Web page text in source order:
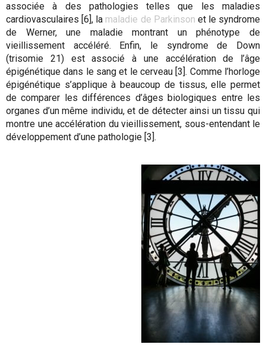
associée à des pathologies telles que les maladies
cardiovasculaires [6], la maladie de Parkinson et le syndrome
de Werner, une maladie montrant un phénotype de
vieillissement accéléré. Enfin, le syndrome de Down
(trisomie 21) est associé à une accélération de l’âge
épigénétique dans le sang et le cerveau [3]. Comme l’horloge
épigénétique s’applique à beaucoup de tissus, elle permet
de comparer les différences d’âges biologiques entre les
organes d’un même individu, et de détecter ainsi un tissu qui
montre une accélération du vieillissement, sous-entendant le
développement d’une pathologie [3].